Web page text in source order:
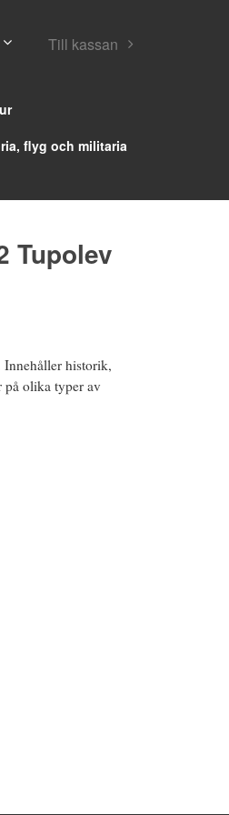
Till kassan
flyg och militaria
Tupolev
historik,
på olika typer av